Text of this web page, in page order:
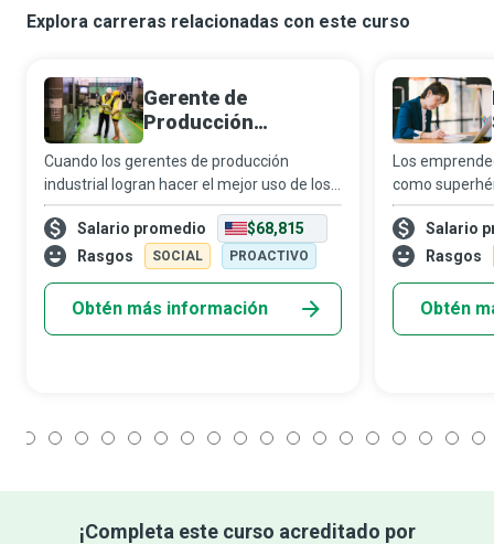
Explora carreras relacionadas con este curso
Gerente de
Producción
Cuando los gerentes de producción
industrial logran hacer el mejor uso de los
recursos disponibles para administrar
plantas e instalaciones de producción, se
aseguran de que su organización siga
Salario promedio
$68,815
Rasgos
SOCIAL PROACTIVO
Obtén más información
Los
como
ganancias y,
sociedad
salud de
Salario
Rasgos
Obtén
¡Completa este curso acreditado por